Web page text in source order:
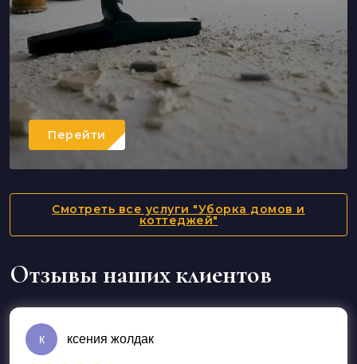
Перейти
Смотреть все услуги "Уборка домов и
коттеджей"
Отзывы наших клиентов
к ксения жолдак